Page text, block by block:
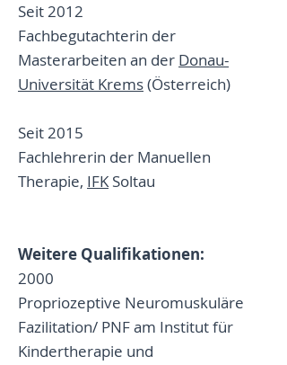
Seit 2012
Fachbegutachterin der
Masterarbeiten an der Donau-
Universität Krems(Österreich)
Seit 2015
Fachlehrerin der Manuellen
Therapie, IFKSoltau
Weitere Qualifikationen:
2000
Propriozeptive Neuromuskuläre
Fazilitation/ PNF am Institut für
Kindertherapie und